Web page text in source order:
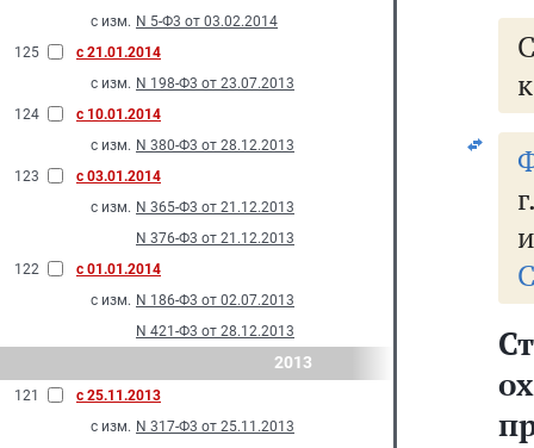
с изм. N 5-Ф3 от 03.02.2014
125
с 21.01.2014
с изм. N 198-Ф3 от 23.07.2013
124
с 10.01.2014
с изм. N 380-Ф3 от 28.12.2013
123
с 03.01.2014
с изм. N 365-Ф3 от 21.12.2013
N 376-Ф3 от 21.12.2013
122
с 01.01.2014
с изм. N 186-Ф3 от 02.07.2013
N 421-Ф3 от 28.12.2013
2013
121
с 25.11.2013
с изм. N 317-Ф3 от 25.11.2013